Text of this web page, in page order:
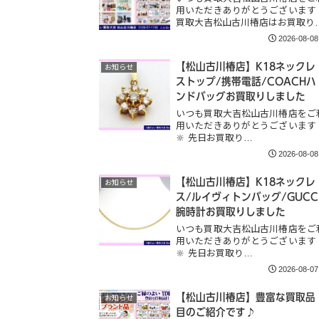
用いただきありがとうございます
買取大吉松山古川椿店はお買取り…
2026-08-08
お知らせ
【松山古川椿店】K18ネックレ
ストップ/携帯電話/COACHハ
ンドバッグお買取りしました
いつも買取大吉松山古川椿店をご
用いただきありがとうございます
🔆 先日お買取り…
2026-08-08
お知らせ
【松山古川椿店】K18ネックレ
ス/ルイヴィトンバッグ/GUCCI
腕時計お買取りしました
いつも買取大吉松山古川椿店をご
用いただきありがとうございます
🔆 先日お買取り…
2026-08-07
お知らせ
【松山古川椿店】豊富な買取品
目のご紹介です♪